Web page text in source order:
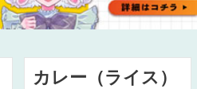
カレー（ライス）